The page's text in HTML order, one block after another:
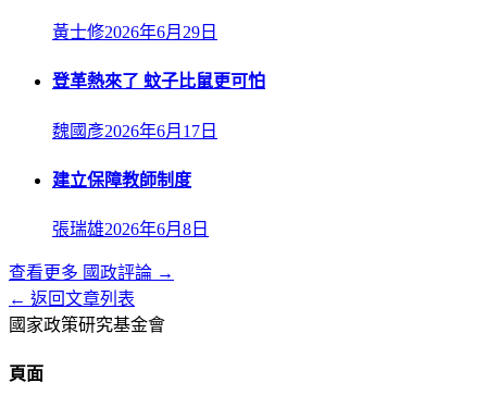
黃士修2026年6月29日
登革熱來了 蚊子比鼠更可怕
魏國彥2026年6月17日
建立保障教師制度
張瑞雄2026年6月8日
查看更多 國政評論 →
← 返回文章列表
國家政策研究基金會
頁面